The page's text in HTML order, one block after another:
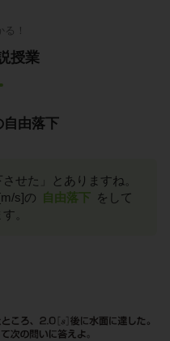
る！
授業
自由落下
せた」とありますね。
s]の 自由落下 をして
。